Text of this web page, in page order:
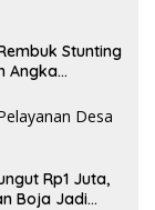
Stunting
Angka
Rp1 Juta,
Boja Jadi